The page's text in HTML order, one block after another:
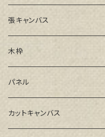
張キャンバス
GAERA F(中細目)
GAERA BA(中荒目)
GAERA GLC(中目)
木枠
ルーブル米杉木枠
Paulo木枠
パネル
ラワンパネル
カットキャンバス